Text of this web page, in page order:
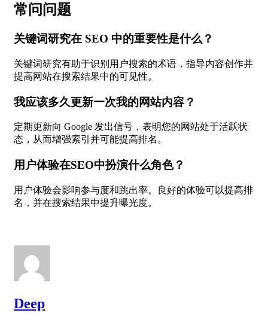
常问问题
关键词研究在 SEO 中的重要性是什么？
关键词研究有助于识别用户搜索的术语，指导内容创作并
提高网站在搜索结果中的可见性。
我应该多久更新一次我的网站内容？
定期更新向 Google 发出信号，表明您的网站处于活跃状
态，从而增强索引并可能提高排名。
用户体验在SEO中扮演什么角色？
用户体验会影响参与度和跳出率。良好的体验可以提高排
名，并在搜索结果中提升曝光度。
Deep